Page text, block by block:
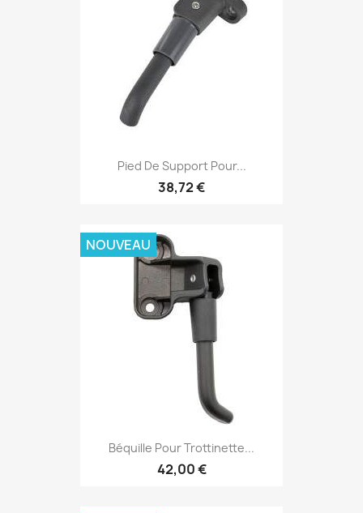
Pied De Support Pour...
38,72 €
Béquille Pour Trottinette...
42,00 €
NOUVEAU